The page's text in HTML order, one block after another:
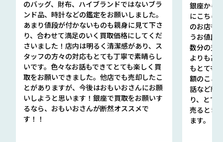
のバッグ、財布、ハイブランドではないブラ
ンド品、時計などの鑑定をお願いしました。
あまり値段が付かないものも親身に見て下さ
り、合わせて満足のいく買取価格にしてくだ
さいました！店内は明るく清潔感があり、ス
タッフの方々の対応もとても丁寧で素晴らし
いです。色々なお話もできてとても楽しく買
取をお願いできました。他店でも売却したこ
とがありますが、今後はおもいおさんにお願
いしようと思います！銀座で買取をお願いす
るなら、おもいおさんが断然オススメで
す！！
銀座から
にこちら
のお店も
うお値段
数分の査
よりも高
もとても
額のこと
話など細
り、とて
売るとき
ます。